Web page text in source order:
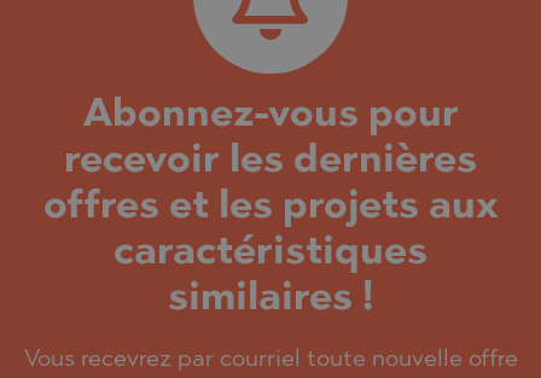
Abonnez-vous pour
recevoir les dernières
offres et les projets aux
caractéristiques
similaires !
Vous recevrez par courriel toute nouvelle offre